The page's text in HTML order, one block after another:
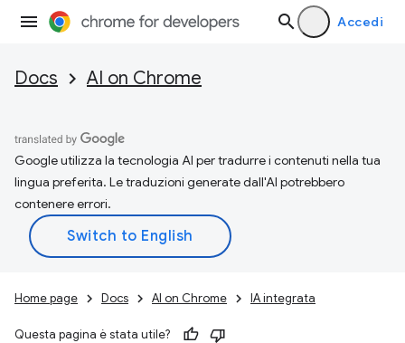
Accedi
Docs AI on Chrome
Google utilizza la tecnologia AI per tradurre i contenuti nella tua
lingua preferita. Le traduzioni generate dall'AI potrebbero
contenere errori.
Home page Docs AI on Chrome IA integrata
Questa pagina è stata utile?